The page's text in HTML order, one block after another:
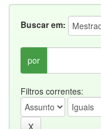
Buscar em:
por
Filtros correntes: